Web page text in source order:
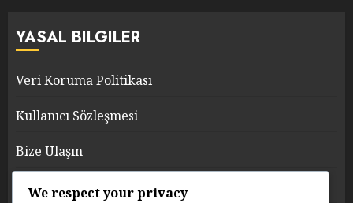
YASAL BILGILER
Veri Koruma Politikası
Kullanıcı Sözleşmesi
Bize Ulaşın
Biz Kimiz
We respect your privacy